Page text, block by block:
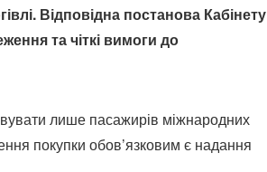
Відповідна постанова Кабінету
та чіткі вимоги до
лише пасажирів міжнародних
покупки обов’язковим є надання